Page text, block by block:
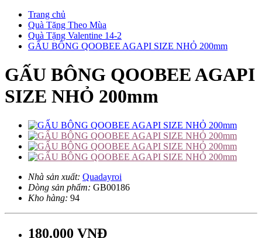
Trang chủ
Quà Tặng Theo Mùa
Quà Tặng Valentine 14-2
GẤU BÔNG QOOBEE AGAPI SIZE NHỎ 200mm
GẤU BÔNG QOOBEE AGAPI
SIZE NHỎ 200mm
Nhà sản xuất: Quadayroi
Dòng sản phẩm: GB00186
Kho hàng: 94
180.000 VNĐ